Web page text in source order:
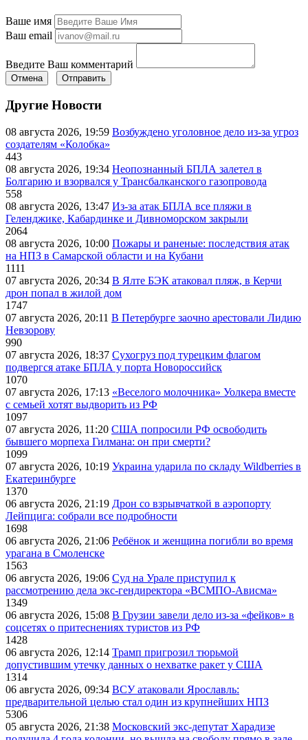
Ваше имя
Ваш email
Введите Ваш комментарий
Отмена Отправить
Другие Новости
08 августа 2026, 19:59 Возбуждено уголовное дело из-за угроз
создателям «Колобка»
443
08 августа 2026, 19:34 Неопознанный БПЛА залетел в
Болгарию и взорвался у Трансбалканского газопровода
558
08 августа 2026, 13:47 Из-за атак БПЛА все пляжи в
Геленджике, Кабардинке и Дивноморском закрыли
2064
08 августа 2026, 10:00 Пожары и раненые: последствия атак
на НПЗ в Самарской области и на Кубани
1111
07 августа 2026, 20:34 В Ялте БЭК атаковал пляж, в Керчи
дрон попал в жилой дом
1747
07 августа 2026, 20:11 В Петербурге заочно арестовали Лидию
Невзорову
990
07 августа 2026, 18:37 Сухогруз под турецким флагом
подвергся атаке БПЛА у порта Новороссийск
1070
07 августа 2026, 17:13 «Веселого молочника» Уолкера вместе
с семьей хотят выдворить из РФ
1097
07 августа 2026, 11:20 США попросили РФ освободить
бывшего морпеха Гилмана: он при смерти?
1099
07 августа 2026, 10:19 Украина ударила по складу Wildberries в
Екатеринбурге
1370
06 августа 2026, 21:19 Дрон со взрывчаткой в аэропорту
Лейпцига: собрали все подробности
1698
06 августа 2026, 21:06 Ребёнок и женщина погибли во время
урагана в Смоленске
1563
06 августа 2026, 19:06 Суд на Урале приступил к
рассмотрению дела экс-гендиректора «ВСМПО-Ависма»
1349
06 августа 2026, 15:08 В Грузии завели дело из-за «фейков» в
соцсетях о притеснениях туристов из РФ
1428
06 августа 2026, 12:14 Трамп пригрозил тюрьмой
допустившим утечку данных о нехватке ракет у США
1314
06 августа 2026, 09:34 ВСУ атаковали Ярославль:
предварительной целью стал один из крупнейших НПЗ
5306
05 августа 2026, 21:38 Московский экс-депутат Харадизе